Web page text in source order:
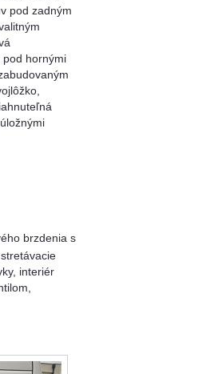
pod zadným
pod hornými
brzdenia s
interiér